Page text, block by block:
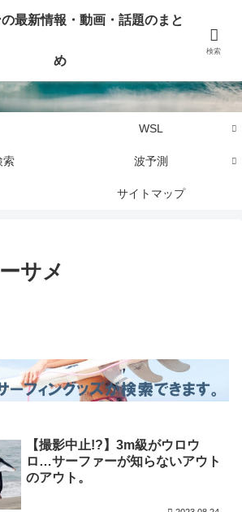
ス・話題や最新情報を写真、画像、動画でまとめて
WSL
索 波予測
サイトマップ
サメ
【撮影中止!?】3m級がウロウ
ロ…サーファーが知らないアウト
のアウト。
最新情報・動画・話題のまと
め
検索